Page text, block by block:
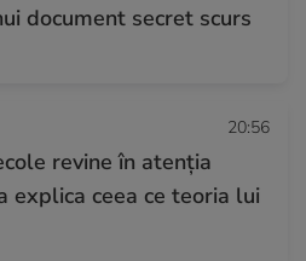
document secret scurs
20:56
revine în atenția
explica ceea ce teoria lui